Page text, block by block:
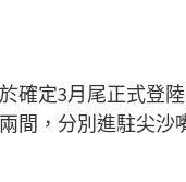
確定3月尾正式登
間，分別進駐尖